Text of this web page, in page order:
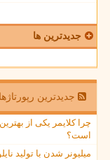
جدیدترین ها
جدیدترین رپورتاژها
چرا کلایمر یکی از
است؟
میلیونر شدن با تولید